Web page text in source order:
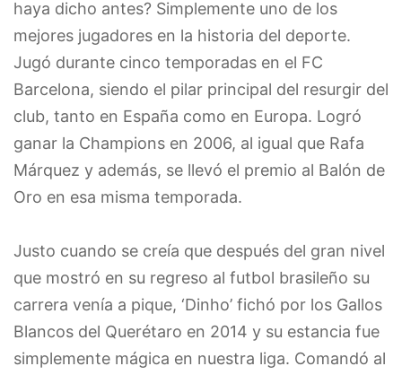
haya dicho antes? Simplemente uno de los
mejores jugadores en la historia del deporte.
Jugó durante cinco temporadas en el FC
Barcelona, siendo el pilar principal del resurgir del
club, tanto en España como en Europa. Logró
ganar la Champions en 2006, al igual que Rafa
Márquez y además, se llevó el premio al Balón de
Oro en esa misma temporada.
Justo cuando se creía que después del gran nivel
que mostró en su regreso al futbol brasileño su
carrera venía a pique, ‘Dinho’ fichó por los Gallos
Blancos del Querétaro en 2014 y su estancia fue
simplemente mágica en nuestra liga. Comandó al